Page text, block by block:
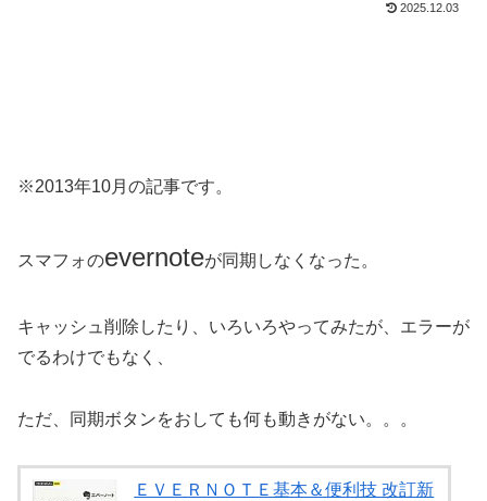
2025.12.03
※2013年10月の記事です。
スマフォのevernoteが同期しなくなった。
キャッシュ削除したり、いろいろやってみたが、エラーが
でるわけでもなく、
ただ、同期ボタンをおしても何も動きがない。。。
ＥＶＥＲＮＯＴＥ基本＆便利技 改訂新